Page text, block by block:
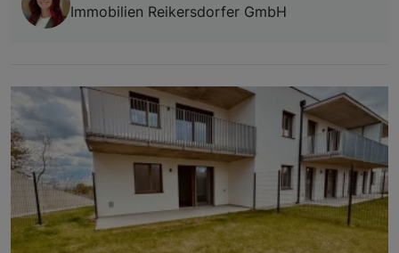
Immobilien Reikersdorfer GmbH